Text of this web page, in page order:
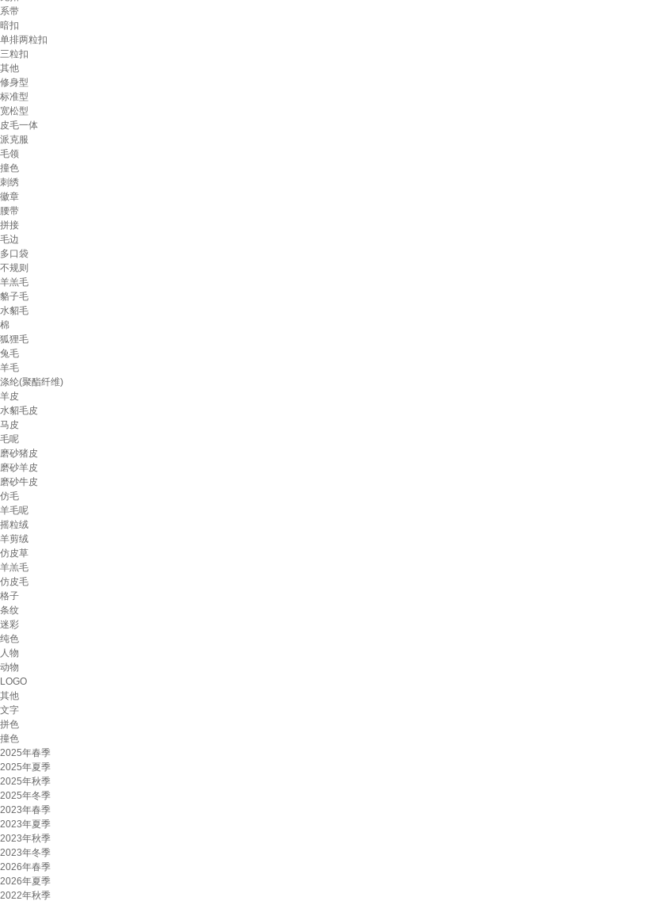
系带
暗扣
单排两粒扣
三粒扣
其他
修身型
标准型
宽松型
皮毛一体
派克服
毛领
撞色
刺绣
徽章
腰带
拼接
毛边
多口袋
不规则
羊羔毛
貉子毛
水貂毛
棉
狐狸毛
兔毛
羊毛
涤纶(聚酯纤维)
羊皮
水貂毛皮
马皮
毛呢
磨砂猪皮
磨砂羊皮
磨砂牛皮
仿毛
羊毛呢
摇粒绒
羊剪绒
仿皮草
羊羔毛
仿皮毛
格子
条纹
迷彩
纯色
人物
动物
LOGO
其他
文字
拼色
撞色
2025年春季
2025年夏季
2025年秋季
2025年冬季
2023年春季
2023年夏季
2023年秋季
2023年冬季
2026年春季
2026年夏季
2022年秋季